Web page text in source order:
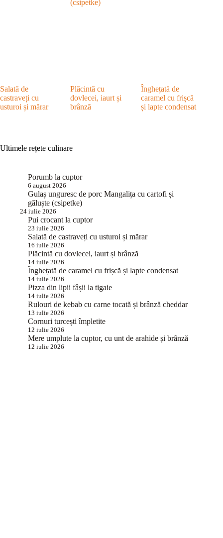
(csipetke)
Salată de
castraveți cu
usturoi și mărar
Plăcintă cu
dovlecei, iaurt și
brânză
Înghețată de
caramel cu frișcă
și lapte condensat
Ultimele rețete culinare
Porumb la cuptor
6 august 2026
Gulaș unguresc de porc Mangalița cu cartofi și
găluște (csipetke)
24 iulie 2026
Pui crocant la cuptor
23 iulie 2026
Salată de castraveți cu usturoi și mărar
16 iulie 2026
Plăcintă cu dovlecei, iaurt și brânză
14 iulie 2026
Înghețată de caramel cu frișcă și lapte condensat
14 iulie 2026
Pizza din lipii fâșii la tigaie
14 iulie 2026
Rulouri de kebab cu carne tocată și brânză cheddar
13 iulie 2026
Cornuri turcești împletite
12 iulie 2026
Mere umplute la cuptor, cu unt de arahide și brânză
12 iulie 2026